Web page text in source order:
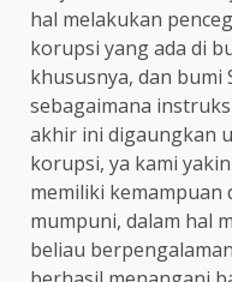
hal melakukan
korupsi yang ada di
khususnya, dan bumi
sebagaimana
akhir ini digaungkan
korupsi, ya kami
memiliki kemampuan
mumpuni, dalam hal
beliau